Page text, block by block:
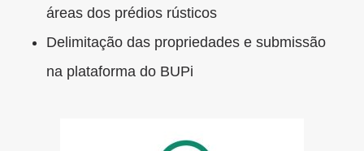
áreas dos prédios rústicos
Delimitação das propriedades e submissão
na plataforma do BUPi